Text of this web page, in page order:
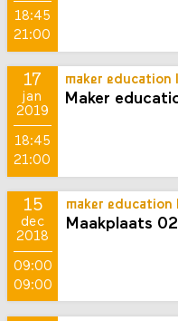
18:45
21:00
17
jan
2019
18:45
21:00
maker education
Maker
15
dec
2018
09:00
09:00
maker education
Maakplaats